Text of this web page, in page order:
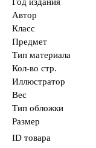
Автор
Класс
Предмет
Тип материала
Кол-во стр.
Иллюстратор
Вес
Тип обложки
Размер
ID товара